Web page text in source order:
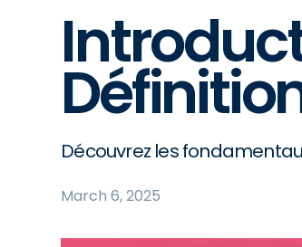
Découvrez les
March 6, 2025